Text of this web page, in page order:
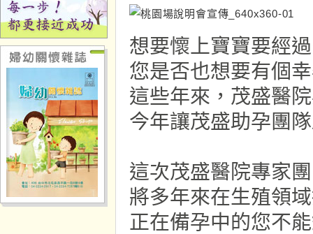
想要懷上寶寶要經
您是否也想要有個
這些年來，茂盛醫
今年讓茂盛助孕團
這次茂盛醫院專家
將多年來在生殖領
正在備孕中的您不